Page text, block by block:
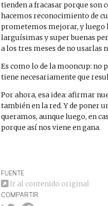
tienden a fracasar porque son
hacemos reconocimiento de
prometemos mejorar, y luego
larguísimas y super buenas
a los tres meses de no usarlas
Es como lo de la mooncup: no
tiene necesariamente que
Por ahora, esa idea: afirmar
también en la red. Y de poner
queramos, aunque luego, en
porque así nos viene en gana.
FUENTE
Ir al contenido original
COMPARTIR